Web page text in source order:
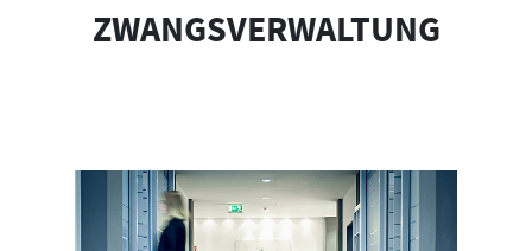
ZWANGSVERWALTUNG